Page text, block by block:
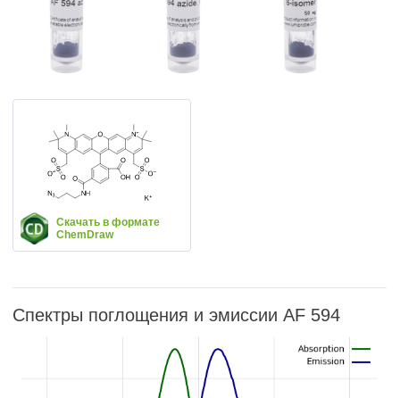
Скачать в формате
ChemDraw
Спектры поглощения и эмиссии AF 594